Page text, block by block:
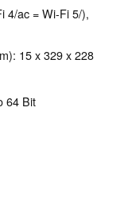
4/ac = Wi-Fi 5/),
15 x 329 x 228
64 Bit